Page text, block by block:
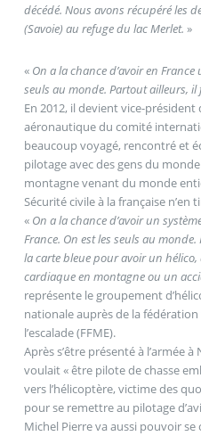
décédé. Nous avons récupéré les
(Savoie) au refuge du lac Merlet. »
« On a la chance d’avoir en
seuls au monde. Partout ailleurs,
En 2012, il devient vice-
aéronautique du comité
beaucoup voyagé, rencontré et
pilotage avec des gens du
montagne venant du monde
Sécurité civile à la française n’en
« On a la chance d’avoir un
France. On est les seuls au
la carte bleue pour avoir un
cardiaque en montagne ou un
représente le groupement
nationale auprès de la
l’escalade (FFME).
Après s’être présenté à l’armée
voulait « être pilote de chasse
vers l’hélicoptère, victime des
pour se remettre au pilotage
Michel Pierre va aussi pouvoir se